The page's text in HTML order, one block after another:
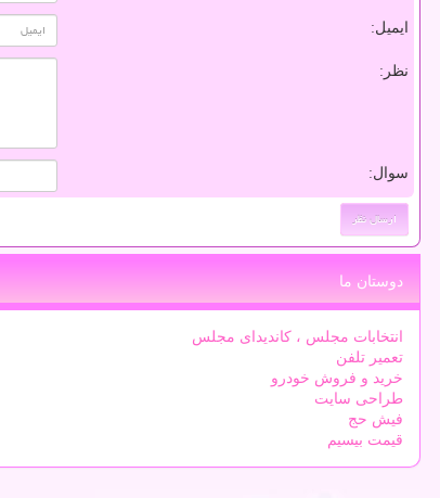
ایمیل:
نظر:
سوال:
دوستان ما
انتخابات مجلس ، کاندیدای مجلس
تعمیر تلفن
خرید و فروش خودرو
طراحی سایت
فیش حج
قیمت بیسیم